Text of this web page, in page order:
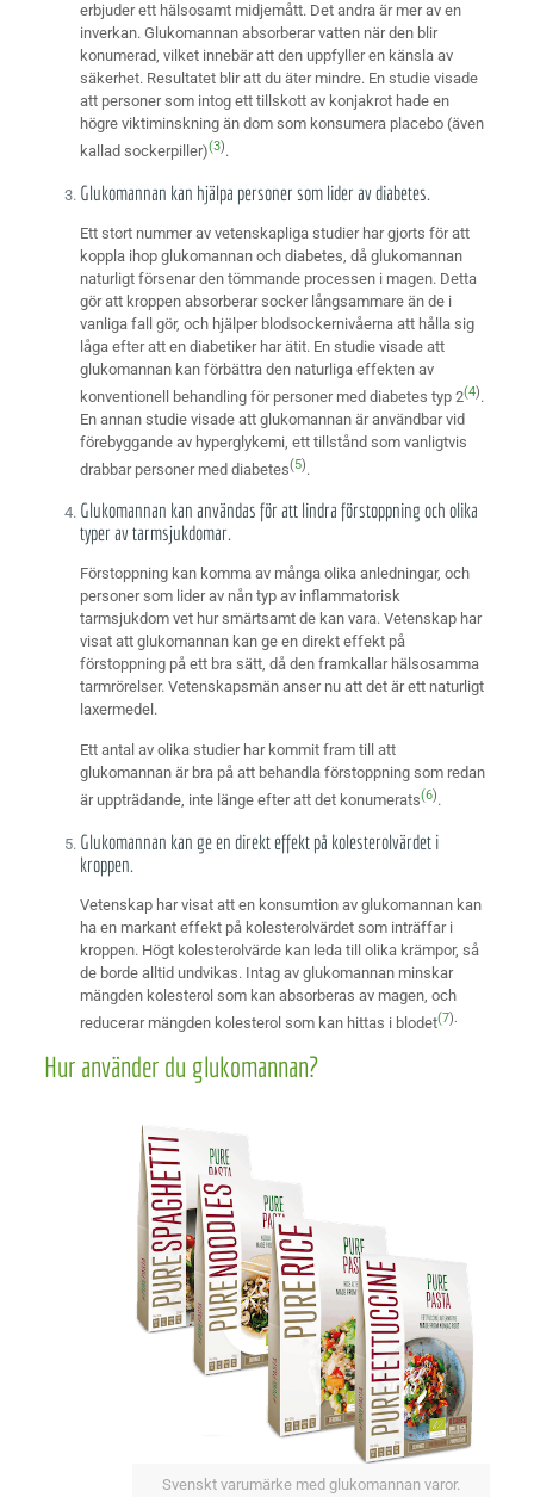
erbjuder ett hälsosamt midjemått. Det andra är mer av en
inverkan. Glukomannan absorberar vatten när den blir
konumerad, vilket innebär att den uppfyller en känsla av
säkerhet. Resultatet blir att du äter mindre. En studie visade
att personer som intog ett tillskott av konjakrot hade en
högre viktiminskning än dom som konsumera placebo (även
kallad sockerpiller)(3).
Glukomannan kan hjälpa personer som lider av diabetes.
Ett stort nummer av vetenskapliga studier har gjorts för att
koppla ihop glukomannan och diabetes, då glukomannan
naturligt försenar den tömmande processen i magen. Detta
gör att kroppen absorberar socker långsammare än de i
vanliga fall gör, och hjälper blodsockernivåerna att hålla sig
låga efter att en diabetiker har ätit. En studie visade att
glukomannan kan förbättra den naturliga effekten av
konventionell behandling för personer med diabetes typ 2(4).
En annan studie visade att glukomannan är användbar vid
förebyggande av hyperglykemi, ett tillstånd som vanligtvis
drabbar personer med diabetes(5).
Glukomannan kan användas för att lindra förstoppning och olika
typer av tarmsjukdomar.
Förstoppning kan komma av många olika anledningar, och
personer som lider av nån typ av inflammatorisk
tarmsjukdom vet hur smärtsamt de kan vara. Vetenskap har
visat att glukomannan kan ge en direkt effekt på
förstoppning på ett bra sätt, då den framkallar hälsosamma
tarmrörelser. Vetenskapsmän anser nu att det är ett naturligt
laxermedel.
Ett antal av olika studier har kommit fram till att
glukomannan är bra på att behandla förstoppning som redan
är uppträdande, inte länge efter att det konumerats(6).
Glukomannan kan ge en direkt effekt på kolesterolvärdet i
kroppen.
Vetenskap har visat att en konsumtion av glukomannan kan
ha en markant effekt på kolesterolvärdet som inträffar i
kroppen. Högt kolesterolvärde kan leda till olika krämpor, så
de borde alltid undvikas. Intag av glukomannan minskar
mängden kolesterol som kan absorberas av magen, och
reducerar mängden kolesterol som kan hittas i blodet(7).
Hur använder du glukomannan?
Svenskt varumärke med glukomannan varor.